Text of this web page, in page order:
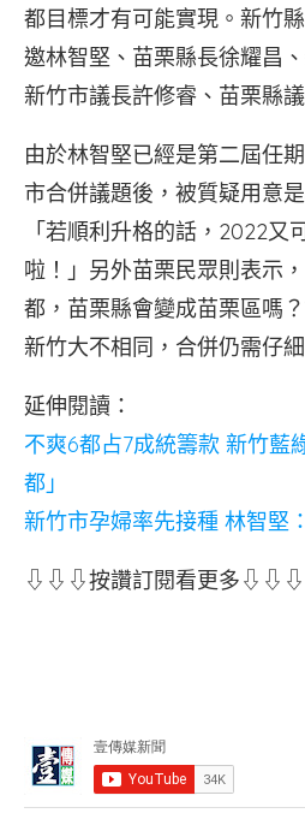
都目標才有可能實現。新竹
邀林智堅、苗栗縣長徐耀昌
新竹市議長許修睿、苗栗縣
由於林智堅已經是第二屆任
市合併議題後，被質疑用意
「若順利升格的話，2022又
啦！」另外苗栗民眾則表示
都，苗栗縣會變成苗栗區嗎
新竹大不相同，合併仍需仔
延伸閱讀：
不爽6都占7成統籌款 新竹藍
都」
新竹市孕婦率先接種 林智堅
⇩⇩⇩按讚訂閱看更多⇩⇩⇩